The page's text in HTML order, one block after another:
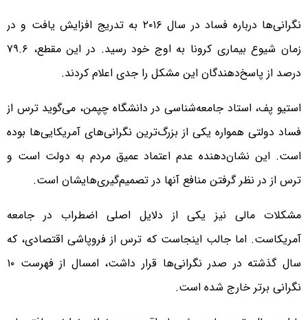
نگرانی‌ها درباره فساد در سال ۲۰۱۶ به تدریج افزایش یافت و در
زمان شیوع بیماری کرونا به اوج خود رسید. در این مقطع، ۷۹.۶
درصد از پاسخ‌دهندگان این مشکل را جدی اعلام کردند.
استیو پف، استاد جامعه‌شناسی در دانشگاه چپمن، می‌گوید ترس از
فساد دولتی همواره یکی از بزرگ‌ترین نگرانی‌های آمریکایی‌ها بوده
است. این نشان‌دهنده عدم اعتماد عمیق مردم به دولت است و
ترس از در نظر گرفتن منافع آنها در تصمیم‌گیری‌هایشان است.
مشکلات مالی نیز یکی از دلایل اصلی اضطراب در جامعه
آمریکاست. اما جالب اینجاست که ترس از فروپاشی اقتصادی، که
سال گذشته در صدر نگرانی‌ها قرار داشت، امسال از فهرست ۱۰
نگرانی برتر خارج شده است.